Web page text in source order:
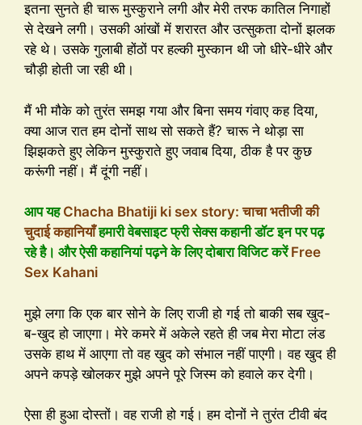
इतना सुनते ही चारू मुस्कुराने लगी और मेरी तरफ कातिल निगाहों
से देखने लगी। उसकी आंखों में शरारत और उत्सुकता दोनों झलक
रहे थे। उसके गुलाबी होंठों पर हल्की मुस्कान थी जो धीरे-धीरे और
चौड़ी होती जा रही थी।
मैं भी मौके को तुरंत समझ गया और बिना समय गंवाए कह दिया,
क्या आज रात हम दोनों साथ सो सकते हैं? चारू ने थोड़ा सा
झिझकते हुए लेकिन मुस्कुराते हुए जवाब दिया, ठीक है पर कुछ
करूंगी नहीं। मैं दूंगी नहीं।
आप यहChacha Bhatiji ki sex story: चाचा भतीजी की
चुदाई कहानियाँहमारी वेबसाइट फ्री सेक्स कहानी डॉट इन पर पढ़
रहे है। और ऐसी कहानियां पढ़ने के लिए दोबारा विजिट करेंFree
Sex Kahani
मुझे लगा कि एक बार सोने के लिए राजी हो गई तो बाकी सब खुद-
ब-खुद हो जाएगा। मेरे कमरे में अकेले रहते ही जब मेरा मोटा लंड
उसके हाथ में आएगा तो वह खुद को संभाल नहीं पाएगी। वह खुद ही
अपने कपड़े खोलकर मुझे अपने पूरे जिस्म को हवाले कर देगी।
ऐसा ही हुआ दोस्तों। वह राजी हो गई। हम दोनों ने तुरंत टीवी बंद